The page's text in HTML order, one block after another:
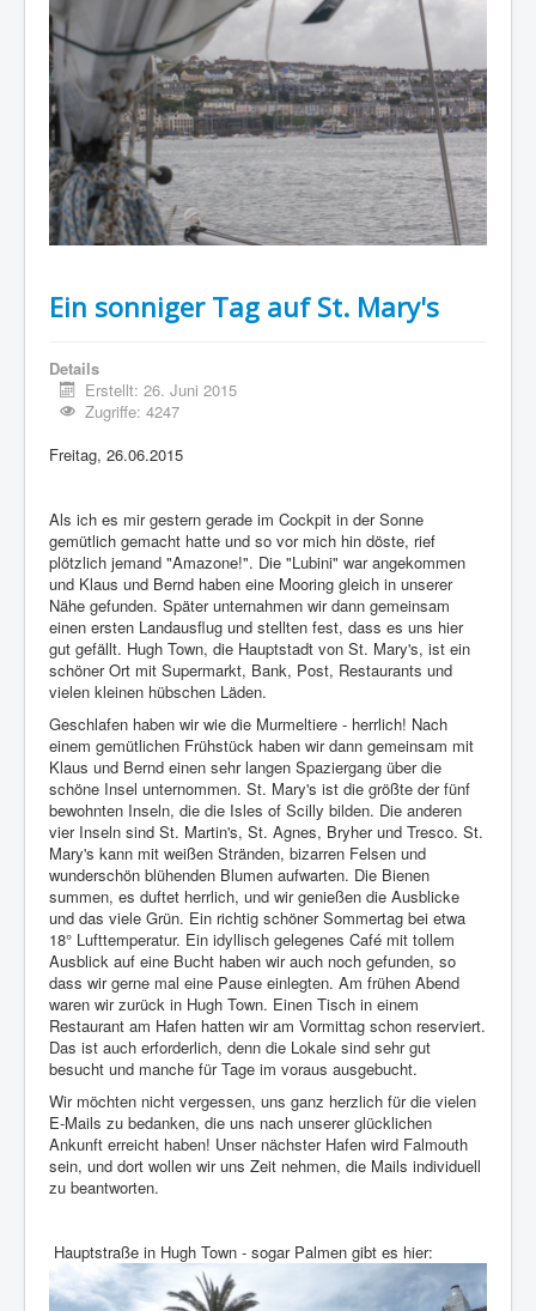
Ein sonniger Tag auf St. Mary's
Details
Erstellt: 26. Juni 2015
Zugriffe: 4247
Freitag, 26.06.2015
Als ich es mir gestern gerade im Cockpit in der Sonne
gemütlich gemacht hatte und so vor mich hin döste, rief
plötzlich jemand "Amazone!". Die "Lubini" war angekommen
und Klaus und Bernd haben eine Mooring gleich in unserer
Nähe gefunden. Später unternahmen wir dann gemeinsam
einen ersten Landausflug und stellten fest, dass es uns hier
gut gefällt. Hugh Town, die Hauptstadt von St. Mary's, ist ein
schöner Ort mit Supermarkt, Bank, Post, Restaurants und
vielen kleinen hübschen Läden.
Geschlafen haben wir wie die Murmeltiere - herrlich! Nach
einem gemütlichen Frühstück haben wir dann gemeinsam mit
Klaus und Bernd einen sehr langen Spaziergang über die
schöne Insel unternommen. St. Mary's ist die größte der fünf
bewohnten Inseln, die die Isles of Scilly bilden. Die anderen
vier Inseln sind St. Martin's, St. Agnes, Bryher und Tresco. St.
Mary's kann mit weißen Stränden, bizarren Felsen und
wunderschön blühenden Blumen aufwarten. Die Bienen
summen, es duftet herrlich, und wir genießen die Ausblicke
und das viele Grün. Ein richtig schöner Sommertag bei etwa
18° Lufttemperatur. Ein idyllisch gelegenes Café mit tollem
Ausblick auf eine Bucht haben wir auch noch gefunden, so
dass wir gerne mal eine Pause einlegten. Am frühen Abend
waren wir zurück in Hugh Town. Einen Tisch in einem
Restaurant am Hafen hatten wir am Vormittag schon reserviert.
Das ist auch erforderlich, denn die Lokale sind sehr gut
besucht und manche für Tage im voraus ausgebucht.
Wir möchten nicht vergessen, uns ganz herzlich für die vielen
E-Mails zu bedanken, die uns nach unserer glücklichen
Ankunft erreicht haben! Unser nächster Hafen wird Falmouth
sein, und dort wollen wir uns Zeit nehmen, die Mails individuell
zu beantworten.
Hauptstraße in Hugh Town - sogar Palmen gibt es hier: